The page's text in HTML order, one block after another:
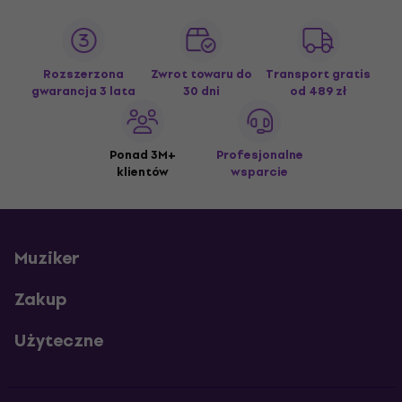
Rozszerzona
gwarancja 3 lata
Zwrot towaru do
30 dni
Transport gratis
od 489 zł
Ponad 3M+
klientów
Profesjonalne
wsparcie
Muziker
Zakup
Użyteczne